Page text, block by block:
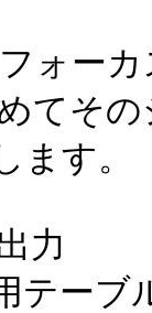
ォー
てそ
ます。
に出
テー